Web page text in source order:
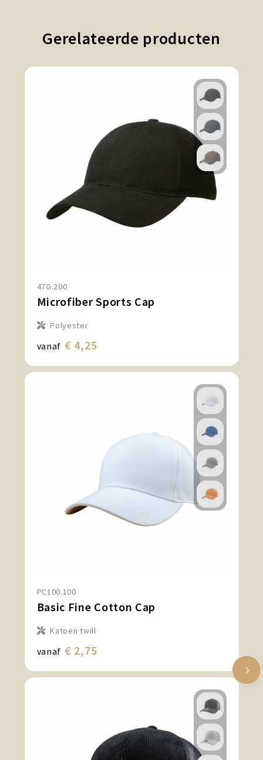
Gerelateerde producten
47G.200
Microfiber Sports Cap
Polyester
vanaf € 4,25
PC100.100
Basic Fine Cotton Cap
Katoen twill
vanaf € 2,75